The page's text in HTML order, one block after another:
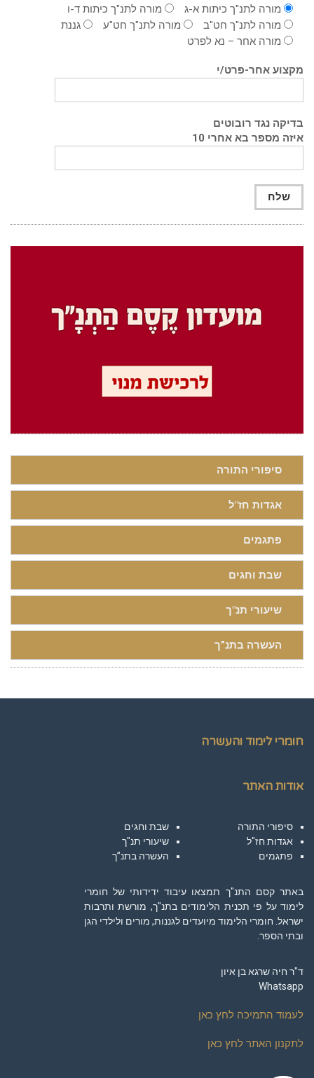
מורה לתנ"ך כיתות א-ג
מורה לתנ"ך כיתות ד-ו
מורה לתנ"ך חט"ב
מורה לתנ"ך חט"ע
גננת
מורה אחר – נא לפרט
מקצוע אחר-פרט/י
בדיקה נגד רובוטים
איזה מספר בא אחרי 10
סיפורי התורה
אגדות חז"ל
פתגמים
שבת וחגים
שיעורי תנ"ך
העשרה בתנ”ך
חומרי לימוד והעשרה
אודות האתר
סיפורי התורה
אגדות חז"ל
פתגמים
שבת וחגים
שיעורי תנ"ך
העשרה בתנ”ך
באתר קסם התנ"ך תמצאו עיבוד ידידותי של חומרי
לימוד על פי תכנית הלימודים בתנ"ך, מורשת ותרבות
ישראל. חומרי הלימוד מיועדים לגננות, מורים ולילדי הגן
ובתי הספר.
ד"ר חיה שרגא בן איון
Whatsapp
לעמוד התמיכה לחץ כאן
לתקנון האתר לחץ כאן